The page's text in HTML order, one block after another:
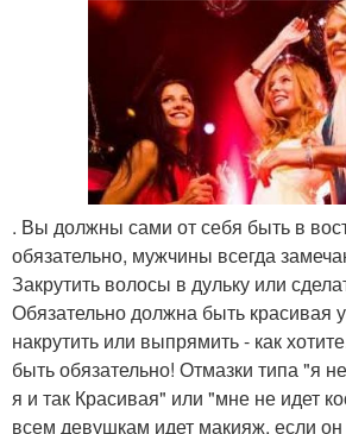
. Вы должны сами от себя быть в
обязательно, мужчины всегда
Закрутить волосы в дульку или
Обязательно должна быть красивая
накрутить или выпрямить - как
быть обязательно! Отмазки типа "я
я и так Красивая" или "мне не идет
всем девушкам идет макияж, если